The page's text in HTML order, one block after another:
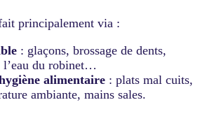
principalement via :
: glaçons, brossage de dents,
l’eau du robinet…
alimentaire : plats mal cuits,
ambiante, mains sales.